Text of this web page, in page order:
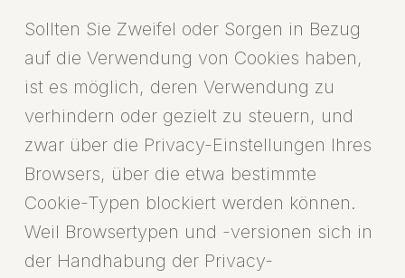
Sollten Sie Zweifel oder Sorgen in Bezug
auf die Verwendung von Cookies haben,
ist es möglich, deren Verwendung zu
verhindern oder gezielt zu steuern, und
zwar über die Privacy-Einstellungen Ihres
Browsers, über die etwa bestimmte
Cookie-Typen blockiert werden können.
Weil Browsertypen und -versionen sich in
der Handhabung der Privacy-